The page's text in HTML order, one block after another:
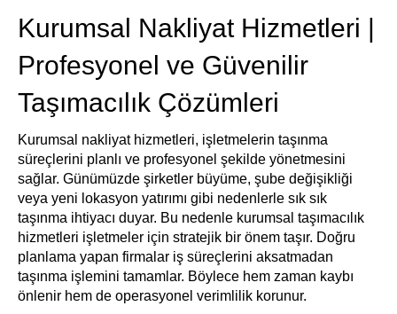
Kurumsal Nakliyat Hizmetleri |
Profesyonel ve Güvenilir
Taşımacılık Çözümleri
Kurumsal nakliyat hizmetleri, işletmelerin taşınma
süreçlerini planlı ve profesyonel şekilde yönetmesini
sağlar. Günümüzde şirketler büyüme, şube değişikliği
veya yeni lokasyon yatırımı gibi nedenlerle sık sık
taşınma ihtiyacı duyar. Bu nedenle kurumsal taşımacılık
hizmetleri işletmeler için stratejik bir önem taşır. Doğru
planlama yapan firmalar iş süreçlerini aksatmadan
taşınma işlemini tamamlar. Böylece hem zaman kaybı
önlenir hem de operasyonel verimlilik korunur.